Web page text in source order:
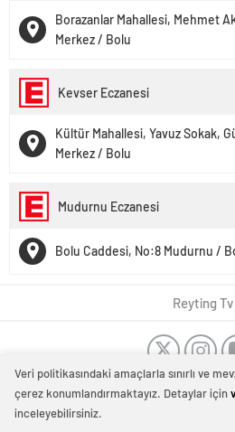
Borazanlar Mahallesi, Mehmet
Merkez / Bolu
Kevser Eczanesi
Kültür Mahallesi, Yavuz Sokak,
Merkez / Bolu
Mudurnu Eczanesi
Bolu Caddesi, No:8 Mudurnu /
Reyting Tv
Veri politikasındaki amaçlarla sınırlı ve
çerez konumlandırmaktayız. Detaylar için
inceleyebilirsiniz.
Dost SitelerTanıtım Yazısı -Düğün
Bakırköy
-Kombi tamiri İstanbul
eve nakliyat-German baby formula